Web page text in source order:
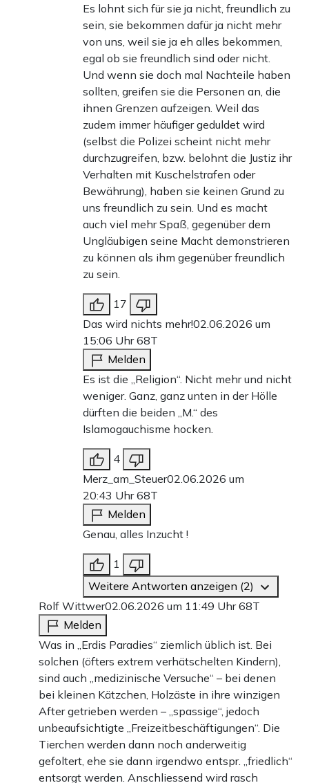
Es lohnt sich für sie ja nicht, freundlich zu
sein, sie bekommen dafür ja nicht mehr
von uns, weil sie ja eh alles bekommen,
egal ob sie freundlich sind oder nicht.
Und wenn sie doch mal Nachteile haben
sollten, greifen sie die Personen an, die
ihnen Grenzen aufzeigen. Weil das
zudem immer häufiger geduldet wird
(selbst die Polizei scheint nicht mehr
durchzugreifen, bzw. belohnt die Justiz ihr
Verhalten mit Kuschelstrafen oder
Bewährung), haben sie keinen Grund zu
uns freundlich zu sein. Und es macht
auch viel mehr Spaß, gegenüber dem
Ungläubigen seine Macht demonstrieren
zu können als ihm gegenüber freundlich
zu sein.
17
Das wird nichts mehr!02.06.2026 um
15:06 Uhr68T
Melden
Es ist die „Religion“. Nicht mehr und nicht
weniger. Ganz, ganz unten in der Hölle
dürften die beiden „M.“ des
Islamogauchisme hocken.
4
Merz_am_Steuer02.06.2026 um
20:43 Uhr68T
Melden
Genau, alles Inzucht !
1
Weitere Antworten anzeigen (2)
Rolf Wittwer02.06.2026 um 11:49 Uhr68T
Melden
Was in „Erdis Paradies“ ziemlich üblich ist. Bei
solchen (öfters extrem verhätschelten Kindern),
sind auch „medizinische Versuche“ – bei denen
bei kleinen Kätzchen, Holzäste in ihre winzigen
After getrieben werden – „spassige“, jedoch
unbeaufsichtigte „Freizeitbeschäftigungen“. Die
Tierchen werden dann noch anderweitig
gefoltert, ehe sie dann irgendwo entspr. „friedlich“
entsorgt werden. Anschliessend wird rasch